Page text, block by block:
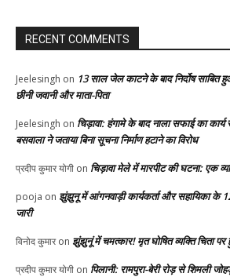
RECENT COMMENTS
Jeelesingh on 13 साल जेल काटने के बाद निर्दोष
छीनी जवानी और माता-पिता
Jeelesingh on चिड़ावा: हंगामे के बाद नाला सफाई का कार्य
बसवाला ने जताया बिना सूचना निर्माण हटाने का विरोध
प्रदीप कुमार योगी on चिड़ावा मेले में मारपीट की घटना: एक
pooja on झुंझुनू में आंगनवाड़ी कार्यकर्ता और सहायिका के
जारी
विनोद कुमारon झुंझुनूं में चमत्कार! मृत घोषित व्यक्ति चिता
प्रदीप कुमार योगी on पिलानी: रामपुरा-बेरी रोड़ से शिमली